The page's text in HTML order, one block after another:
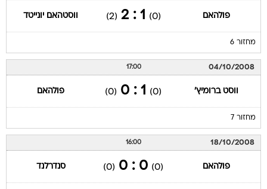
פולהאם (0)
1 : 2
(2) ווסטהאם יונייטד
מחזור 6
04/10/2008
17:00
ווסט ברומיץ' (0)
1 : 0
(0) פולהאם
מחזור 7
18/10/2008
16:00
פולהאם (0)
0 : 0
(0) סנדרלנד